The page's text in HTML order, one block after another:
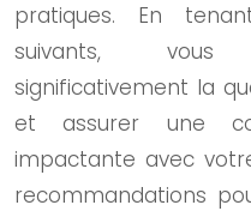
pratiques. En
suivants, vous
significativement la
et assurer une
impactante avec
recommandations